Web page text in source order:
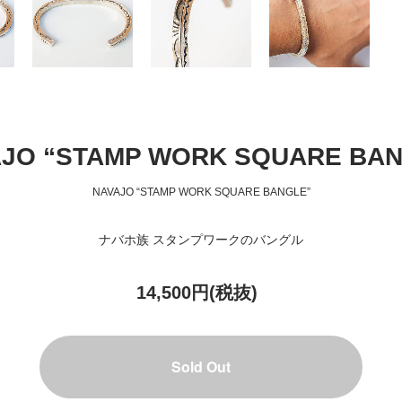
“STAMP WORK SQUARE
NAVAJO “STAMP WORK SQUARE BANGLE”
ナバホ族 スタンプワークのバングル
14,500円(税抜)
Sold Out